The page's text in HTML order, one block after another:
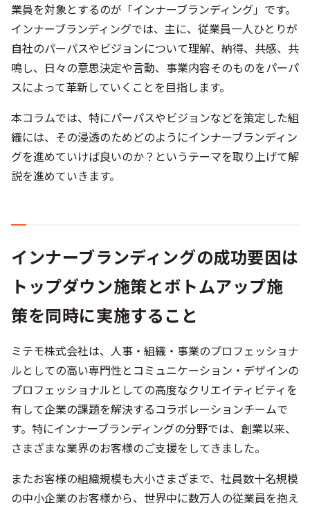
業員を対象とするのが「インナーブランディング」です。
インナーブランディングでは、主に、従業員一人ひとりが
自社のパーパスやビジョンについて理解、納得、共感、共
鳴し、日々の意思決定や言動、事業内容そのものをパーパ
スによって革新していくことを目指します。
本コラムでは、特にパーパスやビジョンなどを策定した組
織には、その浸透のためどのようにインナーブランディン
グを進めていけば良いのか？というテーマを取り上げて解
説を進めていきます。
インナーブランディングの成功要因は
トップダウン施策とボトムアップ施
策を同時に実施すること
ミテモ株式会社は、人事・組織・事業のプロフェッショナ
ルとしての高い専門性とコミュニケーション・デザインの
プロフェッショナルとしての高度なクリエイティビティを
有して企業の課題を解決するコラボレーションチームで
す。特にインナーブランディングの分野では、創業以来、
さまざまな業界のお客様のご支援をしてきました。
またお客様の組織規模も大小さまざまで、社員数十名規模
の中小企業のお客様から、世界中に数万人の従業員を抱え